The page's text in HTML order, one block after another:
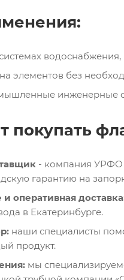
элементов без
инженерные
покупать
- компания УРФО
гарантию на
оперативная
в Екатеринбурге.
наши специалисты
продукт.
мы